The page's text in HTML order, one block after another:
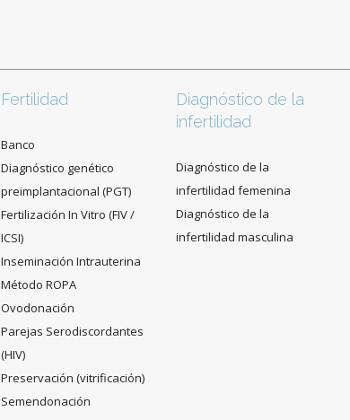
Fertilidad
Banco
Diagnóstico genético
preimplantacional (PGT)
Fertilización In Vitro (FIV /
ICSI)
Inseminación Intrauterina
Método ROPA
Ovodonación
Parejas Serodiscordantes
(HIV)
Preservación (vitrificación)
Semendonación
Diagnóstico de la
infertilidad
Diagnóstico de la
infertilidad femenina
Diagnóstico de la
infertilidad masculina